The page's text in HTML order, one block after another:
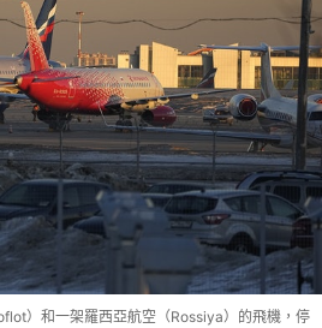
）和一架羅西亞航空（Rossiya）的飛機，停